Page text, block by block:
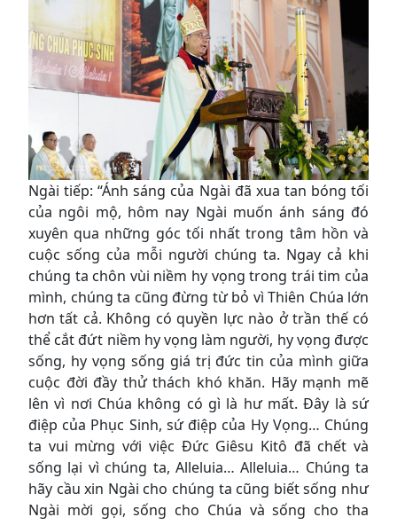
Ngài tiếp: “Ánh sáng của Ngài đã xua tan bóng tối
của ngôi mộ, hôm nay Ngài muốn ánh sáng đó
xuyên qua những góc tối nhất trong tâm hồn và
cuộc sống của mỗi người chúng ta. Ngay cả khi
chúng ta chôn vùi niềm hy vọng trong trái tim của
mình, chúng ta cũng đừng từ bỏ vì Thiên Chúa lớn
hơn tất cả. Không có quyền lực nào ở trần thế có
thể cắt đứt niềm hy vọng làm người, hy vọng được
sống, hy vọng sống giá trị đức tin của mình giữa
cuộc đời đầy thử thách khó khăn. Hãy mạnh mẽ
lên vì nơi Chúa không có gì là hư mất. Đây là sứ
điệp của Phục Sinh, sứ điệp của Hy Vọng… Chúng
ta vui mừng với việc Đức Giêsu Kitô đã chết và
sống lại vì chúng ta, Alleluia… Alleluia… Chúng ta
hãy cầu xin Ngài cho chúng ta cũng biết sống như
Ngài mời gọi, sống cho Chúa và sống cho tha